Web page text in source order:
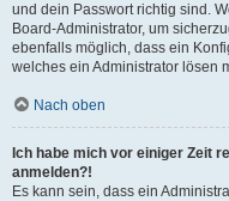
und dein Passwort richtig sind.
Board-Administrator, um
ebenfalls möglich, dass ein
welches ein Administrator lösen
Nach oben
Ich habe mich vor einiger Zeit
anmelden?!
Es kann sein, dass ein